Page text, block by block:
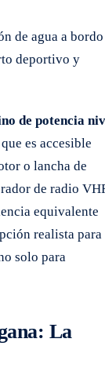
de agua a bordo
deportivo y
de potencia
es accesible
o lancha de
de radio
equivalente
realista para
solo para
La